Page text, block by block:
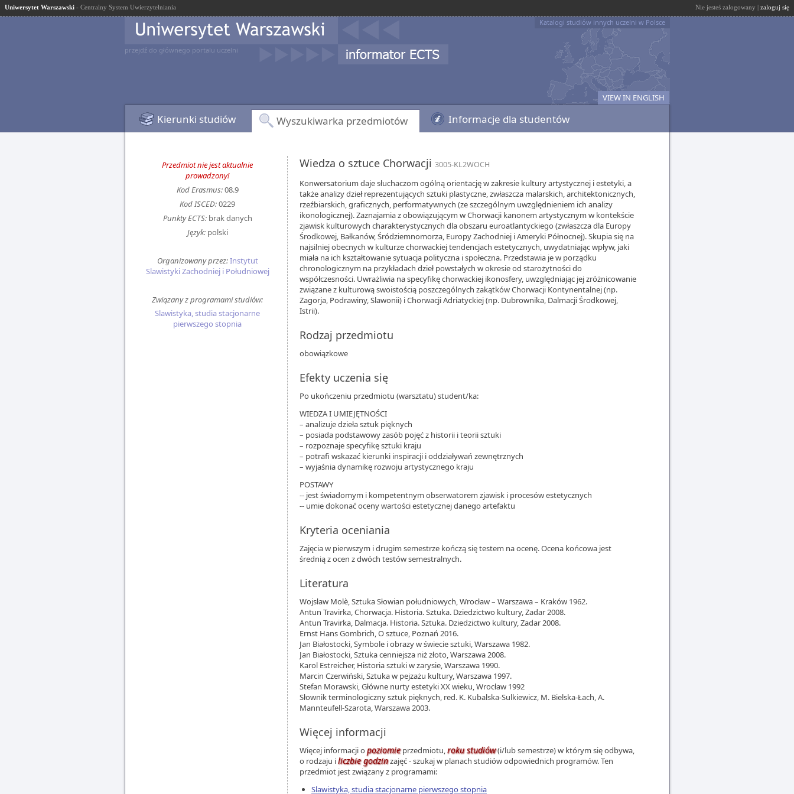
Uniwersytet Warszawski - Centralny System Uwierzytelniania Nie jesteś zalogowany | zaloguj się
przejdź do głównego portalu uczelni
Katalogi studiów innych uczelni w Polsce
VIEW IN ENGLISH
Kierunki studiów Wyszukiwarka przedmiotów Informacje dla studentów
Przedmiot nie jest aktualnie
prowadzony!
Kod Erasmus:08.9
Kod ISCED:0229
Punkty ECTS:brak danych
Język:polski
Organizowany przez:Instytut
Slawistyki Zachodniej i Południowej
Związany z programami studiów:
Slawistyka, studia stacjonarne
pierwszego stopnia
Wiedza o sztuce Chorwacji 3005-KL2WOCH
Konwersatorium daje słuchaczom ogólną orientację w zakresie kultury artystycznej i estetyki, a
także analizy dzieł reprezentujących sztuki plastyczne, zwłaszcza malarskich, architektonicznych,
rzeźbiarskich, graficznych, performatywnych (ze szczególnym uwzględnieniem ich analizy
ikonologicznej). Zaznajamia z obowiązującym w Chorwacji kanonem artystycznym w kontekście
zjawisk kulturowych charakterystycznych dla obszaru euroatlantyckiego (zwłaszcza dla Europy
Środkowej, Bałkanów, Śródziemnomorza, Europy Zachodniej i Ameryki Północnej). Skupia się na
najsilniej obecnych w kulturze chorwackiej tendencjach estetycznych, uwydatniając wpływ, jaki
miała na ich kształtowanie sytuacja polityczna i społeczna. Przedstawia je w porządku
chronologicznym na przykładach dzieł powstałych w okresie od starożytności do
współczesności. Uwrażliwia na specyfikę chorwackiej ikonosfery, uwzględniając jej zróżnicowanie
związane z kulturową swoistością poszczególnych zakątków Chorwacji Kontynentalnej (np.
Zagorja, Podrawiny, Slawonii) i Chorwacji Adriatyckiej (np. Dubrownika, Dalmacji Środkowej,
Istrii).
Rodzaj przedmiotu
obowiązkowe
Efekty uczenia się
Po ukończeniu przedmiotu (warsztatu) student/ka:
WIEDZA I UMIEJĘTNOŚCI
– analizuje dzieła sztuk pięknych
– posiada podstawowy zasób pojęć z historii i teorii sztuki
– rozpoznaje specyfikę sztuki kraju
– potrafi wskazać kierunki inspiracji i oddziaływań zewnętrznych
– wyjaśnia dynamikę rozwoju artystycznego kraju
POSTAWY
-- jest świadomym i kompetentnym obserwatorem zjawisk i procesów estetycznych
-- umie dokonać oceny wartości estetycznej danego artefaktu
Kryteria oceniania
Zajęcia w pierwszym i drugim semestrze kończą się testem na ocenę. Ocena końcowa jest
średnią z ocen z dwóch testów semestralnych.
Literatura
Wojsław Molè, Sztuka Słowian południowych, Wrocław – Warszawa – Kraków 1962.
Antun Travirka, Chorwacja. Historia. Sztuka. Dziedzictwo kultury, Zadar 2008.
Antun Travirka, Dalmacja. Historia. Sztuka. Dziedzictwo kultury, Zadar 2008.
Ernst Hans Gombrich, O sztuce, Poznań 2016.
Jan Białostocki, Symbole i obrazy w świecie sztuki, Warszawa 1982.
Jan Białostocki, Sztuka cenniejsza niż złoto, Warszawa 2008.
Karol Estreicher, Historia sztuki w zarysie, Warszawa 1990.
Marcin Czerwiński, Sztuka w pejzażu kultury, Warszawa 1997.
Stefan Morawski, Główne nurty estetyki XX wieku, Wrocław 1992
Słownik terminologiczny sztuk pięknych, red. K. Kubalska-Sulkiewicz, M. Bielska-Łach, A.
Mannteufell-Szarota, Warszawa 2003.
Więcej informacji
Więcej informacji o poziomieprzedmiotu,roku studiów(i/lub semestrze) w którym się odbywa,
o rodzaju iliczbie godzinzajęć - szukaj w planach studiów odpowiednich programów. Ten
przedmiot jest związany z programami:
Slawistyka, studia stacjonarne pierwszego stopnia